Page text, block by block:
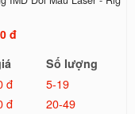
đ
Số lượng
đ
5-19
đ
20-49